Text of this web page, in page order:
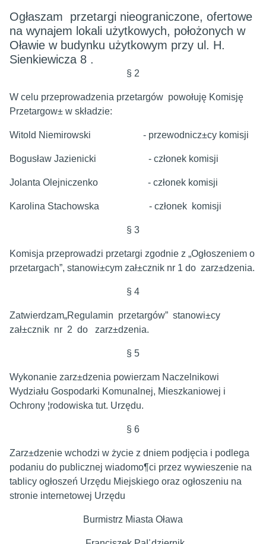
Ogłaszam przetargi nieograniczone, ofertowe
na wynajem lokali użytkowych, położonych w
Oławie w budynku użytkowym przy ul. H.
Sienkiewicza 8 .
§ 2
W celu przeprowadzenia przetargów powołuję Komisję
Przetargow± w składzie:
Witold Niemirowski - przewodnicz±cy komisji
Bogusław Jazienicki - członek komisji
Jolanta Olejniczenko - członek komisji
Karolina Stachowska - członek komisji
§ 3
Komisja przeprowadzi przetargi zgodnie z „Ogłoszeniem o
przetargach”, stanowi±cym zał±cznik nr 1 do zarz±dzenia.
§ 4
Zatwierdzam„Regulamin przetargów” stanowi±cy
zał±cznik nr 2 do zarz±dzenia.
§ 5
Wykonanie zarz±dzenia powierzam Naczelnikowi
Wydziału Gospodarki Komunalnej, Mieszkaniowej i
Ochrony ¦rodowiska tut. Urzędu.
§ 6
Zarz±dzenie wchodzi w życie z dniem podjęcia i podlega
podaniu do publicznej wiadomo¶ci przez wywieszenie na
tablicy ogłoszeń Urzędu Miejskiego oraz ogłoszeniu na
stronie internetowej Urzędu
Burmistrz Miasta Oława